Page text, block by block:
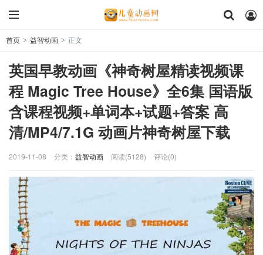
首页 > 益智动画 > 正文
英国早教动画《神奇树屋精读视频课
程 Magic Tree House》全6集 国语版
含课程视频+单词本+试题+答案 高
清/MP4/7.1G 动画片神奇树屋下载
2019-11-08 分类： 益智动画 阅读(5128) 评论(0)